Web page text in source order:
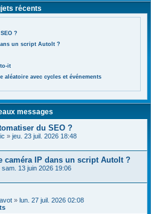
h
récents
?
un script AutoIt ?
it
aléatoire avec cycles et événements
messages
du SEO ?
» jeu. 23 juil. 2026 18:48
caméra IP dans un script AutoIt ?
sam. 13 juin 2026 19:06
» lun. 27 juil. 2026 02:08